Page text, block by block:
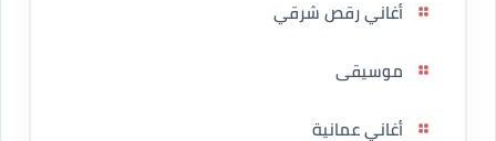
أغاني رقص شرقي
موسيقى
أغاني عمانية